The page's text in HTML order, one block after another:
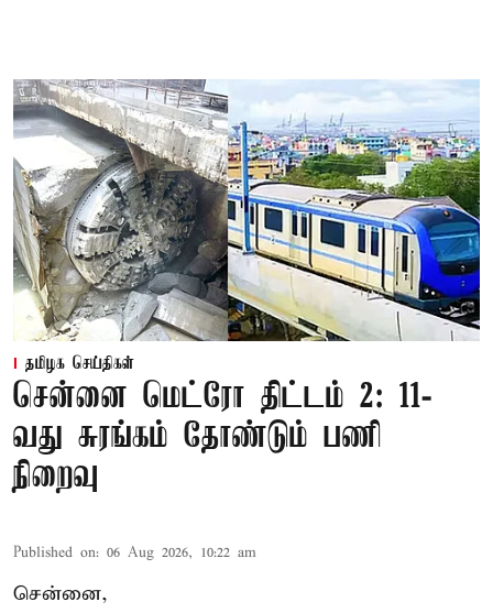
தமிழக செய்திகள்
சென்னை மெட்ரோ திட்டம் 2: 11-
வது சுரங்கம் தோண்டும் பணி
நிறைவு
Published on: 06 Aug 2026, 10:22 am
சென்னை,